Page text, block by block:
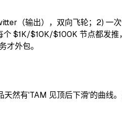
（输出），双向飞轮；2)
$1K/$10K/$100K 节点都发
才外包。
有'TAM 见顶后下滑'的曲线